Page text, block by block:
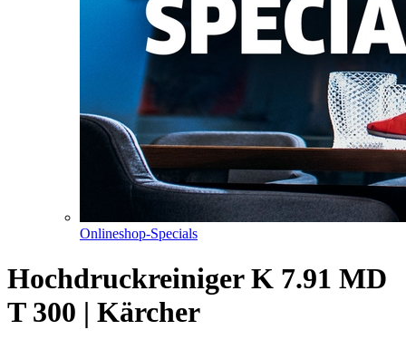
Onlineshop-Specials
Hochdruckreiniger K 7.91 MD
T 300 | Kärcher